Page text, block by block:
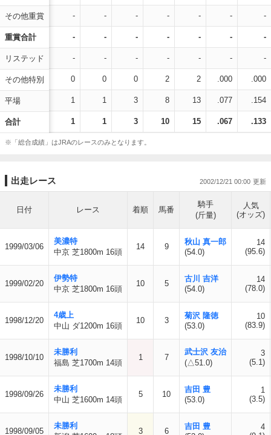
その他重賞
重賞合計
リステッド
その他特別
平場
合計
- - - - - - -
- - - - - - -
- - - - - - -
0 0 0 2 2 .000 .000
1 1 3 8 13 .077 .154
1 1 3 10 15 .067 .133
※「総合成績」はJRAのレースのみとなります。
出走レース 2002/12/21 00:00
日付 レース 着順 馬番
騎手
(斤量)
人気
(オッズ)
1999/03/06
美濃特
中京 芝1800m 16頭
14 9
秋山 真一郎
(54.0)
14
(95.6)
1999/02/20
伊勢特
中京 芝1800m 16頭
10 5
古川 吉洋
(54.0)
14
(78.0)
1998/12/20
4歳上
中山 ダ1200m 16頭
10 3
菊沢 隆徳
(53.0)
10
(83.9)
1998/10/10
未勝利
福島 芝1700m 14頭
1 7
武士沢 友治
(△51.0)
3
(5.1)
1998/09/26
未勝利
中山 芝1600m 14頭
5 10
吉田 豊
(53.0)
1
(3.5)
1998/09/05
未勝利
3 6
吉田 豊
4